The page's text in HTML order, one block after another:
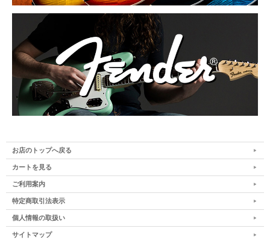
お店のトップへ戻る
カートを見る
ご利用案内
特定商取引法表示
個人情報の取扱い
サイトマップ